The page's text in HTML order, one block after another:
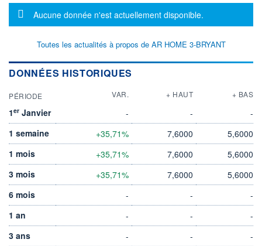
Message d'information
Aucune donnée n'est actuellement disponible.
Toutes les actualités à propos de AR HOME 3-BRYANT
DONNÉES HISTORIQUES
PÉRIODE VAR. + HAUT + BAS
1er Janvier - -
-
1 semaine
+35,71% 7,6000
5,6000
1 mois
+35,71% 7,6000
5,6000
3 mois
+35,71% 7,6000
5,6000
6 mois
- -
-
1 an
- -
-
3 ans
- -
-